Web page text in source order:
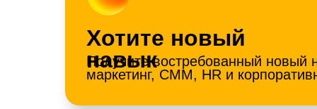
Хотите новый
навык
Получите востребованный новый
маркетинг, СММ, HR и